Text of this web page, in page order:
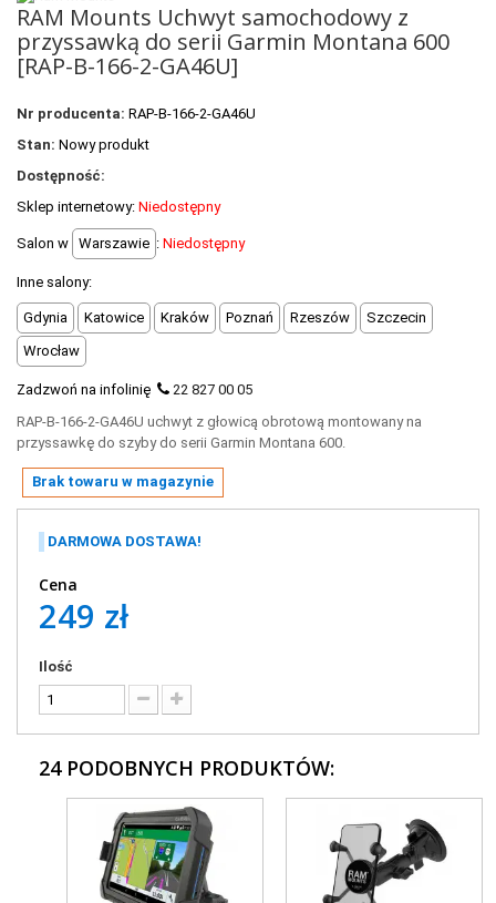
OUTLET
+
WYPRZEDAŻ
RAM Mounts Uchwyt samochodowy z
przyssawką do serii Garmin Montana 600
[RAP-B-166-2-GA46U]
Nr producenta: RAP-B-166-2-GA46U
Stan: Nowy produkt
Dostępność:
Sklep internetowy: Niedostępny
Salon w Warszawie : Niedostępny
Inne salony:
Gdynia Katowice Kraków Poznań Rzeszów
Szczecin
Wrocław
Zadzwoń na infolinię
22 827 00 05
RAP-B-166-2-GA46U uchwyt z głowicą obrotową montowany na
przyssawkę do szyby do serii Garmin Montana 600.
Brak towaru w magazynie
DARMOWA DOSTAWA!
Cena
249 zł
Ilość
24 PODOBNYCH PRODUKTÓW: